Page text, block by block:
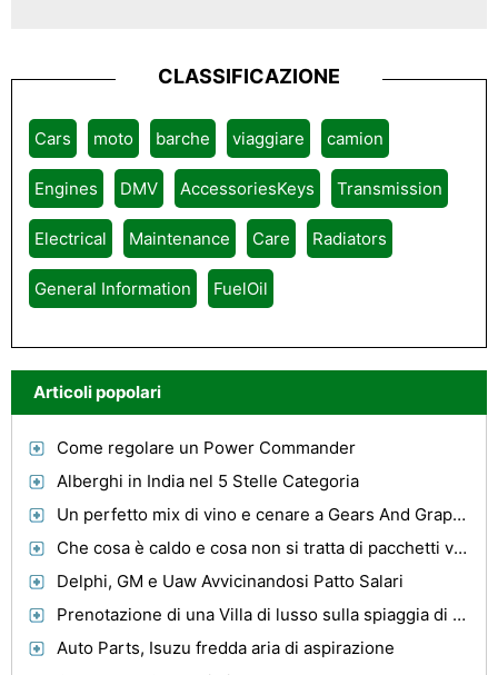
CLASSIFICAZIONE
Cars moto barche viaggiare camion
Engines DMV AccessoriesKeys Transmission
Electrical Maintenance Care Radiators
General Information FuelOil
Articoli popolari
Come regolare un Power Commander
Alberghi in India nel 5 Stelle Categoria
Un perfetto mix di vino e cenare a Gears And Grapes!
Che cosa è caldo e cosa non si tratta di pacchetti vacanza all-inclusive.
Delphi, GM e Uaw Avvicinandosi Patto Salari
Prenotazione di una Villa di lusso sulla spiaggia di Hawaii
Auto Parts, Isuzu fredda aria di aspirazione